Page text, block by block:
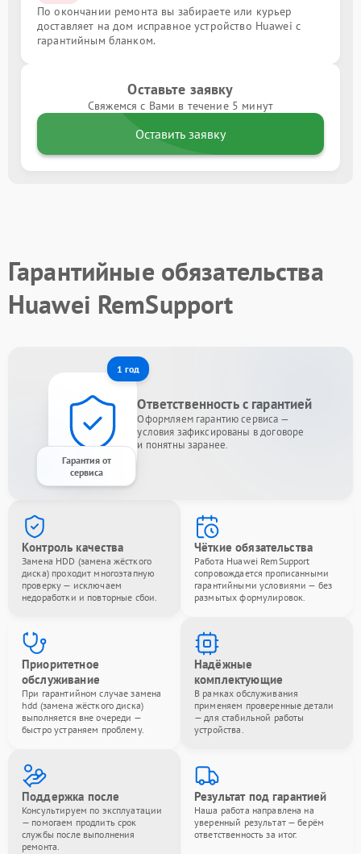
По окончании ремонта вы забираете или курьер
доставляет на дом исправное устройство Huawei с
гарантийным бланком.
Оставьте заявку
Свяжемся с Вами в течение 5 минут
Оставить заявку
Гарантийные обязательства
Huawei RemSupport
1 год
Гарантия от
сервиса
Ответственность с гарантией
Оформляем гарантию сервиса —
условия зафиксированы в договоре
и понятны заранее.
Контроль качества
Замена HDD (замена жёсткого
диска) проходит многоэтапную
проверку — исключаем
недоработки и повторные сбои.
Чёткие обязательства
Работа Huawei RemSupport
сопровождается прописанными
гарантийными условиями — без
размытых формулировок.
Приоритетное
обслуживание
При гарантийном случае замена
hdd (замена жёсткого диска)
выполняется вне очереди —
быстро устраняем проблему.
Надёжные
комплектующие
В рамках обслуживания
применяем проверенные детали
— для стабильной работы
устройства.
Поддержка после
Консультируем по эксплуатации
— помогаем продлить срок
службы после выполнения
ремонта.
Результат под гарантией
Наша работа направлена на
уверенный результат — берём
ответственность за итог.